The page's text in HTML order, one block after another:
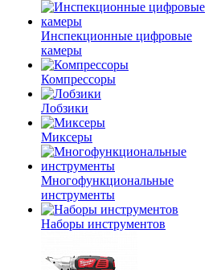
Инспекционные цифровые
камеры
Компрессоры
Лобзики
Миксеры
Многофункциональные
инструменты
Наборы инструментов